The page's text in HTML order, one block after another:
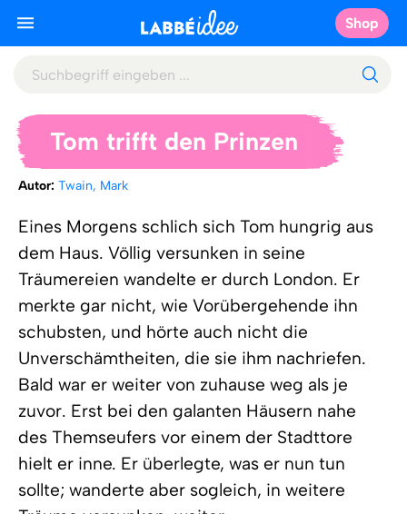
Shop
Tom trifft den Prinzen
Autor: Twain, Mark
Eines Morgens schlich sich Tom hungrig aus
dem Haus. Völlig versunken in seine
Träumereien wandelte er durch London. Er
merkte gar nicht, wie Vorübergehende ihn
schubsten, und hörte auch nicht die
Unverschämtheiten, die sie ihm nachriefen.
Bald war er weiter von zuhause weg als je
zuvor. Erst bei den galanten Häusern nahe
des Themseufers vor einem der Stadttore
hielt er inne. Er überlegte, was er nun tun
sollte; wanderte aber sogleich, in weitere